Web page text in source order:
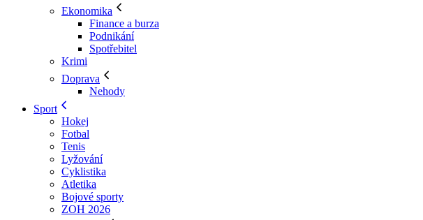
Ekonomika
Finance a burza
Podnikání
Spotřebitel
Krimi
Doprava
Nehody
Sport
Hokej
Fotbal
Tenis
Lyžování
Cyklistika
Atletika
Bojové sporty
ZOH 2026